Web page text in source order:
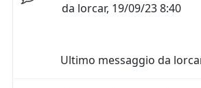
da lorcar, 19/09/23 8:40
Ultimo messaggio da